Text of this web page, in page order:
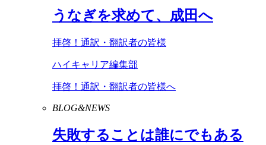
うなぎを求めて、成田へ
拝啓！通訳・翻訳者の皆様
ハイキャリア編集部
拝啓！通訳・翻訳者の皆様へ
BLOG&NEWS
失敗することは誰にでもある